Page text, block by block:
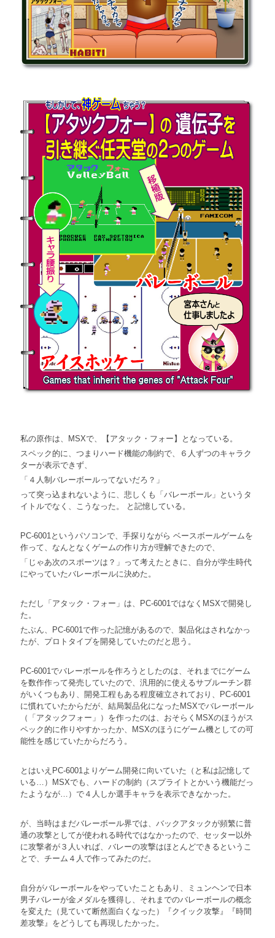
私の原作は、MSXで、【アタック・フォー】となっている。
スペック的に、つまりハード機能の制約で、６人ずつのキャラク
ターが表示できず、
「４人制バレーボールってないだろ？」
って突っ込まれないように、悲しくも「バレーボール」というタ
イトルでなく、こうなった。 と記憶している。
PC-6001というパソコンで、手探りながら ベースボールゲームを
作って、なんとなくゲームの作り方が理解できたので、
「じゃあ次のスポーツは？」って考えたときに、自分が学生時代
にやっていたバレーボールに決めた。
ただし「アタック・フォー」は、PC-6001ではなくMSXで開発し
た。
たぶん、PC-6001で作った記憶があるので、製品化はされなかっ
たが、プロトタイプを開発していたのだと思う。
PC-6001でバレーボールを作ろうとしたのは、それまでにゲーム
を数作作って発売していたので、汎用的に使えるサブルーチン群
がいくつもあり、開発工程もある程度確立されており、PC-6001
に慣れていたからだが、結局製品化になったMSXでバレーボール
（「アタックフォー」）を作ったのは、おそらくMSXのほうがス
ペック的に作りやすかったか、MSXのほうにゲーム機としての可
能性を感じていたからだろう。
とはいえPC-6001よりゲーム開発に向いていた（と私は記憶して
いる…）MSXでも、ハードの制約（スプライトとかいう機能だっ
たようなが…）で４人しか選手キャラを表示できなかった。
が、当時はまだバレーボール界では、バックアタックが頻繁に普
通の攻撃としてが使われる時代ではなかったので、セッター以外
に攻撃者が３人いれば、バレーの攻撃はほとんどできるというこ
とで、チーム４人で作ってみたのだ。
自分がバレーボールをやっていたこともあり、ミュンヘンで日本
男子バレーが金メダルを獲得し、それまでのバレーボールの概念
を変えた（見ていて断然面白くなった）『クイック攻撃』『時間
差攻撃』をどうしても再現したかった。